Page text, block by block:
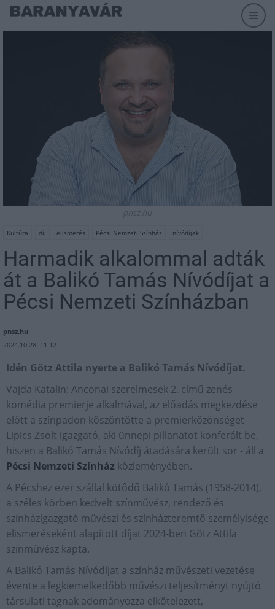
pnsz.hu
Kultúra díj elismerés Pécsi Nemzeti Színház nívódíjak
Harmadik alkalommal adták
át a Balikó Tamás Nívódíjat a
Pécsi Nemzeti Színházban
pnsz.hu
2024.10.28. 11:12
Idén Götz Attila nyerte a Balikó Tamás Nívódíjat.
Vajda Katalin: Anconai szerelmesek 2. című zenés
komédia premierje alkalmával, az előadás megkezdése
előtt a színpadon köszöntötte a premierközönséget
Lipics Zsolt igazgató, aki ünnepi pillanatot konferált be,
hiszen a Balikó Tamás Nívódíj átadására került sor - áll a
Pécsi Nemzeti Színház közleményében.
A Pécshez ezer szállal kötődő Balikó Tamás (1958-2014),
a széles körben kedvelt színművész, rendező és
színházigazgató művészi és színházteremtő személyisége
elismeréseként alapított díjat 2024-ben Götz Attila
színművész kapta.
A Balikó Tamás Nívódíjat a színház művészeti vezetése
évente a legkiemelkedőbb művészi teljesítményt nyújtó
társulati tagnak adományozza elkötelezett,